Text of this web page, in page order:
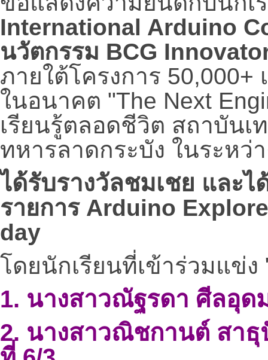
InternationalArduino
นวัตกรรม BCG
ภายใต้โครงการ
ในอนาคต "The Next
เรียนรู้ตลอดชีวิต สถาบัน
ทหารลาดกระบัง ในระหว่
ได้รับรางวัลชมเชย
และ
รายการArduino
day
โดยนักเรียนที่เข้าร่วมแข่ง
1. นางสาวณัฐรดา ศีลอุด
2. นางสาวณิชกานต์ สา
ที่ 6/3